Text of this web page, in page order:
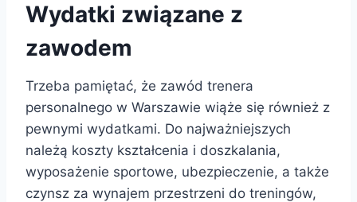
Wydatki związane z
zawodem
Trzeba pamiętać, że zawód trenera
personalnego w Warszawie wiąże się również z
pewnymi wydatkami. Do najważniejszych
należą koszty kształcenia i doszkalania,
wyposażenie sportowe, ubezpieczenie, a także
czynsz za wynajem przestrzeni do treningów,